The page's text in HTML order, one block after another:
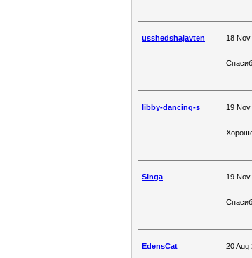
usshedshajavten 18
libby-dancing-s 19 Nov
Singa 19
EdensCat 20 Aug